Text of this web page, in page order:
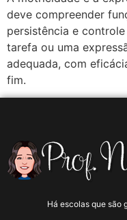
deve compreender
persistência e
tarefa ou uma
adequada, com
fim.
Há escolas que são